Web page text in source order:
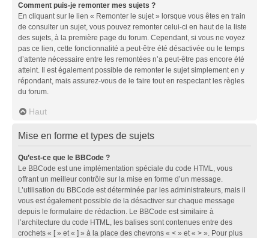
Comment puis-je remonter mes sujets ?
En cliquant sur le lien « Remonter le sujet » lorsque vous êtes en train
de consulter un sujet, vous pouvez remonter celui-ci en haut de la liste
des sujets, à la première page du forum. Cependant, si vous ne voyez
pas ce lien, cette fonctionnalité a peut-être été désactivée ou le temps
d’attente nécessaire entre les remontées n’a peut-être pas encore été
atteint. Il est également possible de remonter le sujet simplement en y
répondant, mais assurez-vous de le faire tout en respectant les règles
du forum.
Haut
Mise en forme et types de sujets
Qu’est-ce que le BBCode ?
Le BBCode est une implémentation spéciale du code HTML, vous
offrant un meilleur contrôle sur la mise en forme d’un message.
L’utilisation du BBCode est déterminée par les administrateurs, mais il
vous est également possible de la désactiver sur chaque message
depuis le formulaire de rédaction. Le BBCode est similaire à
l’architecture du code HTML, les balises sont contenues entre des
crochets « [ » et « ] » à la place des chevrons « < » et « > ». Pour plus